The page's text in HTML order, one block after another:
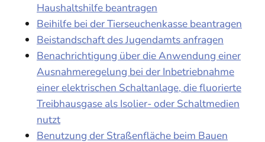
Haushaltshilfe beantragen
Beihilfe bei der Tierseuchenkasse beantragen
Beistandschaft des Jugendamts anfragen
Benachrichtigung über die Anwendung einer
Ausnahmeregelung bei der Inbetriebnahme
einer elektrischen Schaltanlage, die fluorierte
Treibhausgase als Isolier- oder Schaltmedien
nutzt
Benutzung der Straßenfläche beim Bauen